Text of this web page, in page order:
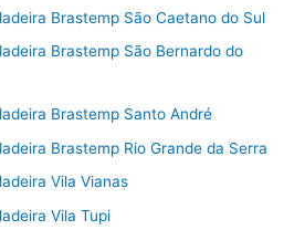
Brastemp São Caetano do Sul
Brastemp São Bernardo do
Brastemp Santo André
Brastemp Rio Grande da Serra
Vila Vianas
Vila Tupi